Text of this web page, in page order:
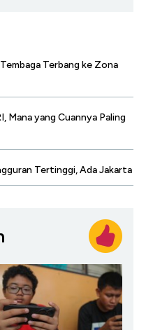
Terbang ke Zona
Mana yang Cuannya Paling
Tertinggi, Ada Jakarta